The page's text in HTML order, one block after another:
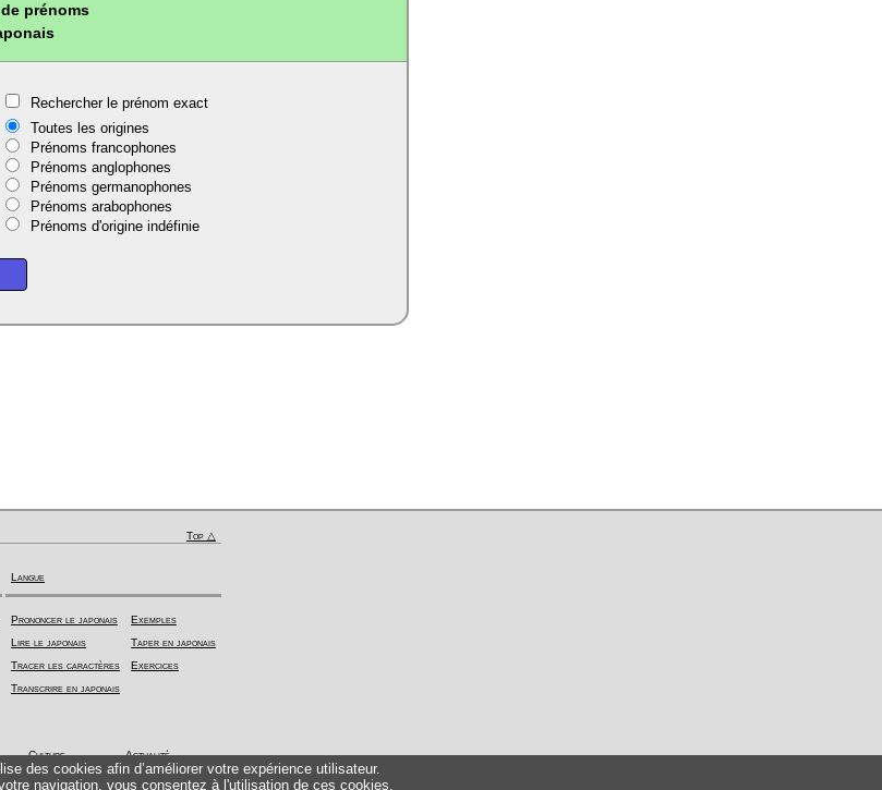
prénoms
Rechercher le prénom exact
Toutes les origines
Prénoms francophones
Prénoms anglophones
Prénoms germanophones
Prénoms arabophones
Prénoms d'origine indéfinie
des cookies afin d’améliorer votre expérience utilisateur.
navigation, vous consentez à l'utilisation de ces cookies.
Top △
Langue
Prononcer le japonais
Lire le japonais
Tracer les caractères
Transcrire en japonais
Exemples
Taper en japonais
Exercices
Culture Actualité